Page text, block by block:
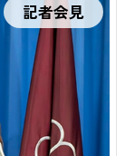
記者会見